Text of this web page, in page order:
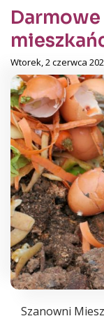
Wtorek, 2 czerwca
Szanowni